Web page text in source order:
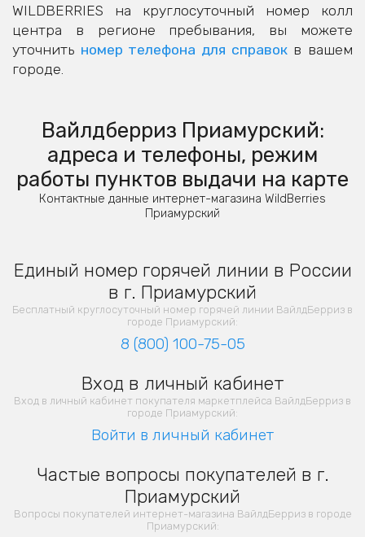
WILDBERRIES на круглосуточный номер колл
центра в регионе пребывания, вы можете
уточнить номер телефона для справокв вашем
городе.
Вайлдберриз Приамурский:
адреса и телефоны, режим
работы пунктов выдачи на карте
Контактные данные интернет-магазина WildBerries
Приамурский
Единый номер горячей линии в России
в г. Приамурский
Бесплатный круглосуточный номер горячей линии ВайлдБерриз в
городе Приамурский:
8 (800) 100-75-05
Вход в личный кабинет
Вход в личный кабинет покупателя маркетплейса ВайлдБерриз в
городе Приамурский:
Войти в личный кабинет
Частые вопросы покупателей в г.
Приамурский
Вопросы покупателей интернет-магазина ВайлдБерриз в городе
Приамурский: